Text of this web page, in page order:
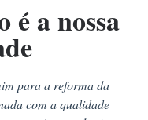
é a nossa
para a reforma da
com a qualidade